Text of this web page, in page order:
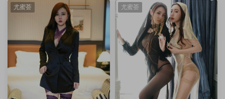
尤蜜荟 尤蜜荟